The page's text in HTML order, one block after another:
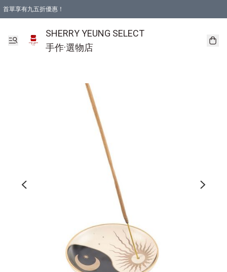
首單享有九五折優惠！
SHERRY YEUNG SELECT
手作·選物店